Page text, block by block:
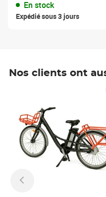
En stock
Expédié sous 3 jours
Nos clients ont